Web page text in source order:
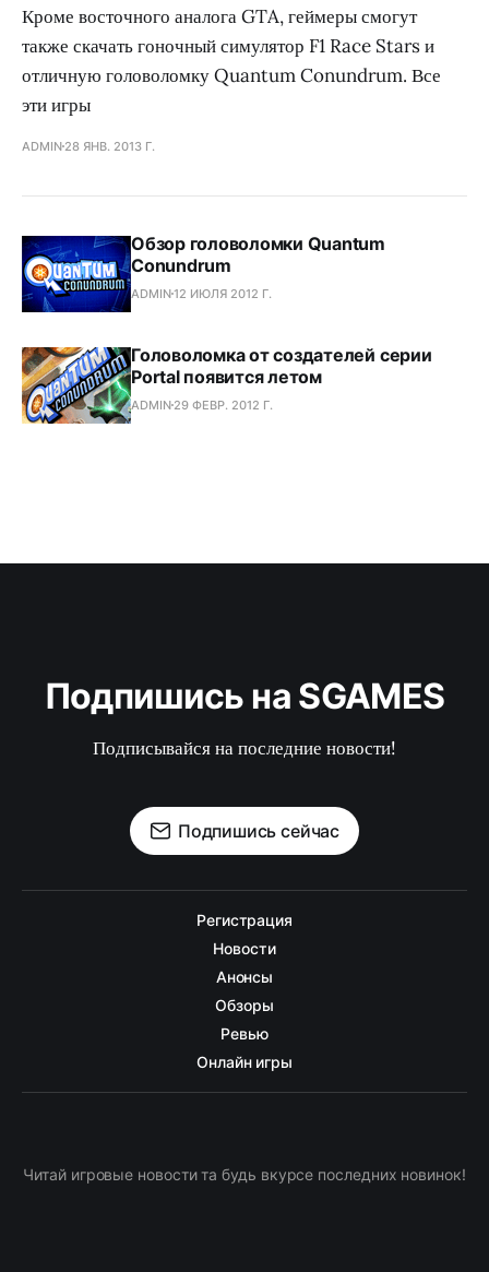
Кроме восточного аналога GTA, геймеры смогут
также скачать гоночный симулятор F1 Race Stars и
отличную головоломку Quantum Conundrum. Все
эти игры
ADMIN 28 ЯНВ. 2013 Г.
Обзор головоломки Quantum
Conundrum
ADMIN12 ИЮЛЯ 2012 Г.
Головоломка от создателей серии
Portal появится летом
ADMIN 29 ФЕВР. 2012 Г.
Подпишись на SGAMES
Подписывайся на последние новости!
Подпишись сейчас
Регистрация
Новости
Анонсы
Обзоры
Ревью
Онлайн игры
Читай игровые новости та будь вкурсе последних новинок!